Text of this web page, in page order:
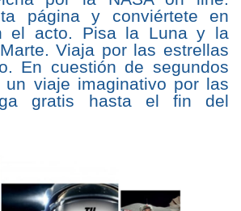
página y conviértete en
el acto. Pisa la Luna y la
Viaja por las estrellas
En cuestión de segundos
un viaje imaginativo por las
gratis hasta el fin del